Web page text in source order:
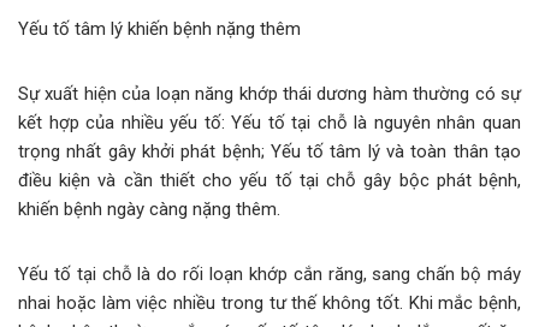
Yếu tố tâm lý khiến bệnh nặng thêm
Sự xuất hiện của loạn năng khớp thái dương hàm thường có sự
kết hợp của nhiều yếu tố: Yếu tố tại chỗ là nguyên nhân quan
trọng nhất gây khởi phát bệnh; Yếu tố tâm lý và toàn thân tạo
điều kiện và cần thiết cho yếu tố tại chỗ gây bộc phát bệnh,
khiến bệnh ngày càng nặng thêm.
Yếu tố tại chỗ là do rối loạn khớp cắn răng, sang chấn bộ máy
nhai hoặc làm việc nhiều trong tư thế không tốt. Khi mắc bệnh,